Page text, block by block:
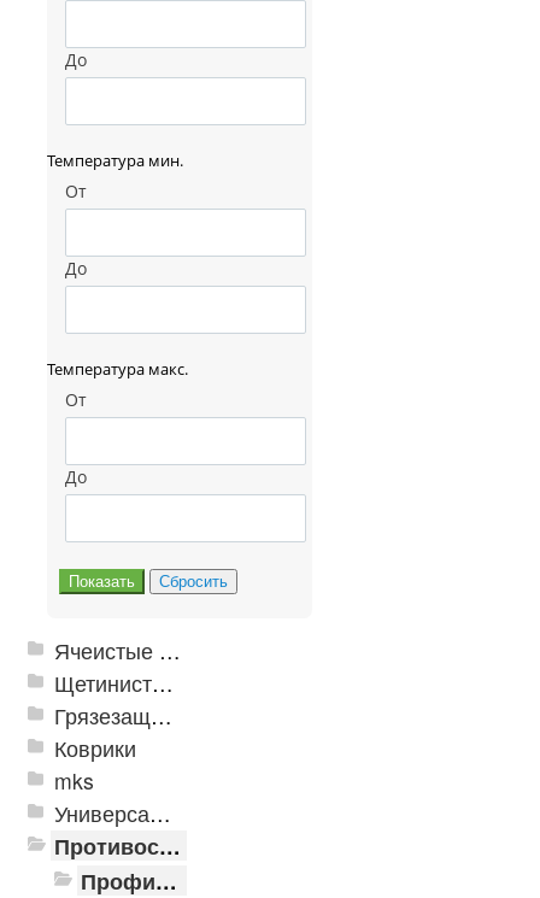
До
Температура мин.
От
До
Температура макс.
От
До
Ячеистые грязезащитные покрытия
Щетинистые покрытия
Грязезащитные, влаговпитывающие покрытия
Коврики
mks
Универсальные модульные покрытия
Противоскользящая защита для лестниц, профили, ленты
Профили алюминиевые с резиновой вставкой